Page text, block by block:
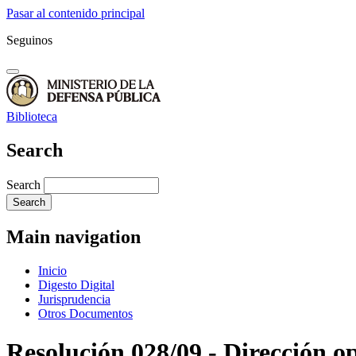
Pasar al contenido principal
Seguinos
Biblioteca
Search
Search
Main navigation
Inicio
Digesto Digital
Jurisprudencia
Otros Documentos